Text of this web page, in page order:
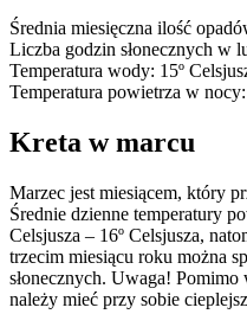
Średnia miesięczna ilość
Liczba godzin słonecznych w
Temperatura wody: 15º
Temperatura powietrza w nocy:
Kreta w marcu
Marzec jest miesiącem, który
Średnie dzienne temperatury
Celsjusza – 16º Celsjusza,
trzecim miesiącu roku można
słonecznych. Uwaga!
należy mieć przy sobie